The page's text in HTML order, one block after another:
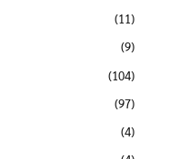
(11)
(9)
(104)
(97)
(4)